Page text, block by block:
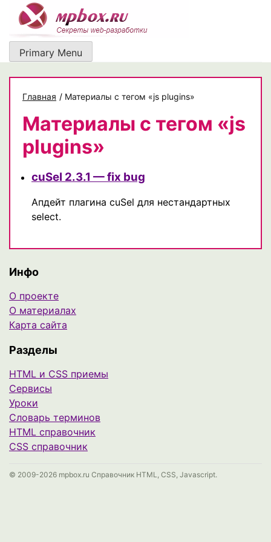
content
Primary Menu
Главная / Материалы с тегом «js plugins»
Материалы с тегом «js
plugins»
cuSel 2.3.1 — fix bug
Апдейт плагина cuSel для нестандартных
select.
Инфо
О проекте
О материалах
Карта сайта
Разделы
HTML и CSS приемы
Сервисы
Уроки
Cловарь терминов
HTML справочник
CSS справочник
© 2009-2026 mpbox.ru Справочник HTML, CSS, Javascript.